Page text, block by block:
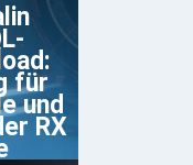
für
und
RX